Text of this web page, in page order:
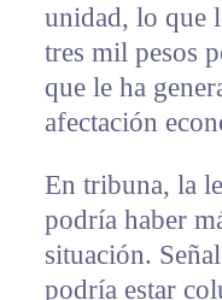
unidad, lo que
tres mil pesos
que le ha
afectación
En tribuna, la
podría haber
situación.
podría estar